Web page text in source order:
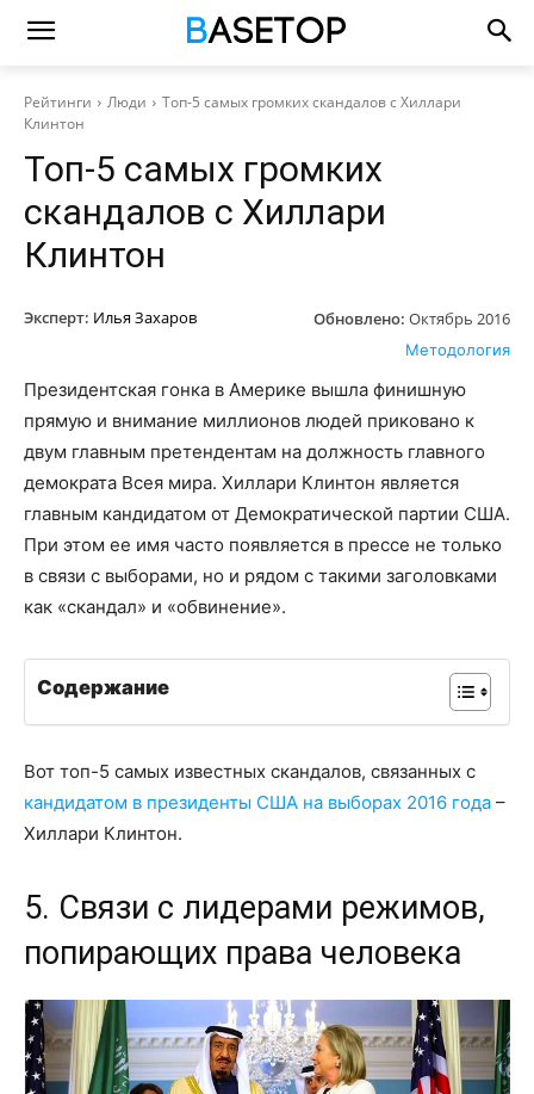
Рейтинги Люди
Топ-5 самых громких скандалов с Хиллари
Клинтон
Топ-5 самых громких
скандалов с Хиллари
Клинтон
Эксперт: Илья Захаров Обновлено: Октябрь 2016
Методология
Президентская гонка в Америке вышла финишную
прямую и внимание миллионов людей приковано к
двум главным претендентам на должность главного
демократа Всея мира. Хиллари Клинтон является
главным кандидатом от Демократической партии США.
При этом ее имя часто появляется в прессе не только
в связи с выборами, но и рядом с такими заголовками
как «скандал» и «обвинение».
Содержание
Вот топ-5 самых известных скандалов, связанных с
кандидатом в президенты США на выборах 2016 года –
Хиллари Клинтон.
5. Связи с лидерами режимов,
попирающих права человека